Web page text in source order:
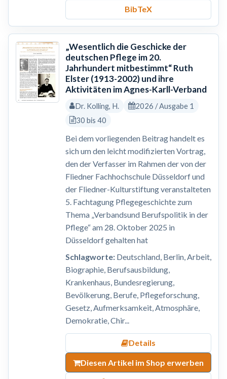
BibTeX
„Wesentlich die Geschicke der
deutschen Pflege im 20.
Jahrhundert mitbestimmt“ Ruth
Elster (1913-2002) und ihre
Aktivitäten im Agnes-Karll-Verband
Dr. Kolling, H.
2026 / Ausgabe 1
30 bis 40
Bei dem vorliegenden Beitrag handelt es
sich um den leicht modifizierten Vortrag,
den der Verfasser im Rahmen der von der
Fliedner Fachhochschule Düsseldorf und
der Fliedner-Kulturstiftung veranstalteten
5. Fachtagung Pflegegeschichte zum
Thema „Verbandsund Berufspolitik in der
Pflege“ am 28. Oktober 2025 in
Düsseldorf gehalten hat
Schlagworte:Deutschland, Berlin, Arbeit,
Biographie, Berufsausbildung,
Krankenhaus, Bundesregierung,
Bevölkerung, Berufe, Pflegeforschung,
Gesetz, Aufmerksamkeit, Atmosphäre,
Demokratie, Chir...
Details
Diesen Artikel im Shop erwerben